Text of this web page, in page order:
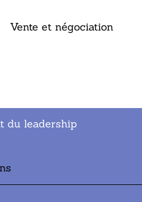
Vente et négociation
du leadership